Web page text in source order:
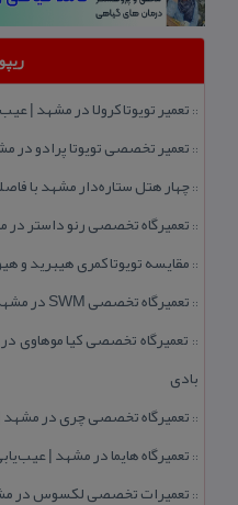
:: تعمیر تویوتا كرولا در مشهد |
:: تعمیر تخصصی تویوتا پرادو در
::چهار هتل‌ ستاره‌دار مشهد با فاصله زیر 5
:: تعمیرگاه تخصصی رنو داستر در مشهد | ۱۰ سال تجربه و
:: مقایسه تویوتا كمری هیبرید و
:: تعمیرگاه تخصصی SWM در مشهد | تعمیر موتور، گیربكس و عیب‌یابی برق
:: تعمیرگاه تخصصی كیا موهاوی
بادی
:: تعمیرگاه تخصصی چری در مشهد | ۱۰ سال تجربه و امداد
::تعمیرگاه هایما در مشهد |
:: تعمیرات تخصصی لكسوس در